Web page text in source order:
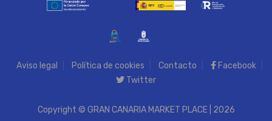
Aviso legal Política de cookies Contacto
Facebook
Twitter
Copyright © GRAN CANARIA MARKET PLACE | 2026